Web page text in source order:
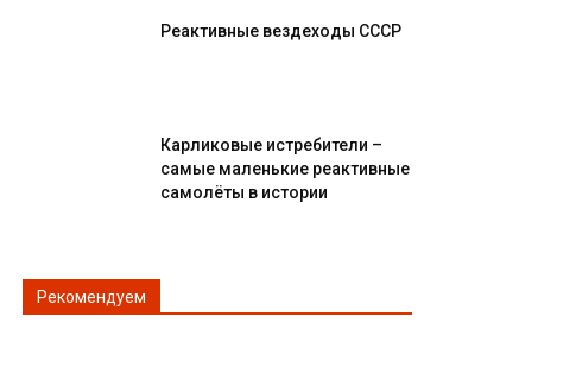
Реактивные вездеходы СССР
Карликовые истребители –
самые маленькие реактивные
самолёты в истории
Рекомендуем